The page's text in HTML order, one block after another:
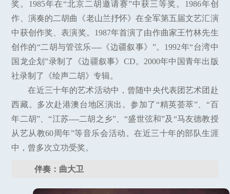
奖。1985年在“北京二胡邀请赛”中获三等奖。1986年创
作、演奏的二胡曲《老山兰抒怀》在全军第五届文艺汇演
中获创作奖、表演奖。1987年首演了由作曲家王竹林先生
创作的“二胡与管弦乐----《边疆叙事》”。1992年“台湾中
国龙企划”录制了《边疆叙事》CD。2000年中国青年出版
社录制了《绘声二胡》专辑。
在近三十年的艺术活动中，曾随中央代表团艺术团赴
西藏。多次赴港澳台地区演出。参加了“精英荟萃”、“百
年二胡”、“江苏----二胡之乡”、“盛世弦和”及“马友德教授
从艺从教60周年”等音乐会活动。在近三十年的部队生涯
中，曾多次立功受奖。
伴奏：曲大卫